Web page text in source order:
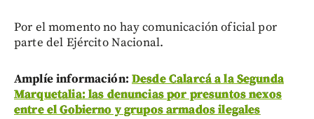
Por el momento no hay comunicación oficial por
parte del Ejército Nacional.
Amplíe información: Desde Calarcá a la Segunda
Marquetalia: las denuncias por presuntos nexos
entre el Gobierno y grupos armados ilegales